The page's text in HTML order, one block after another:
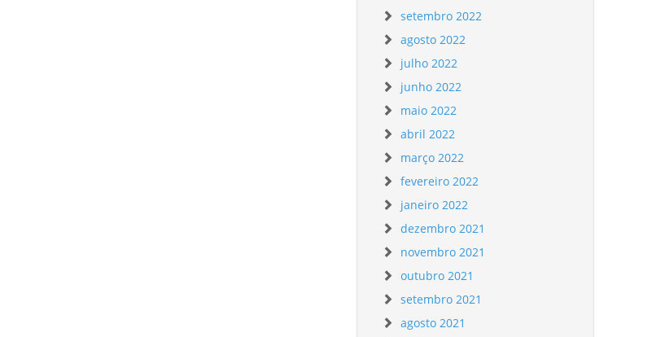
setembro 2022
agosto 2022
julho 2022
junho 2022
maio 2022
abril 2022
março 2022
fevereiro 2022
janeiro 2022
dezembro 2021
novembro 2021
outubro 2021
setembro 2021
agosto 2021